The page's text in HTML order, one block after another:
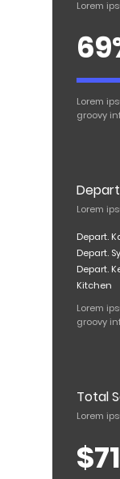
Lorem
Lorem
groovy
Lorem
Depart.
Depart.
Depart.
Kitchen
Lorem
groovy
Total
Lorem